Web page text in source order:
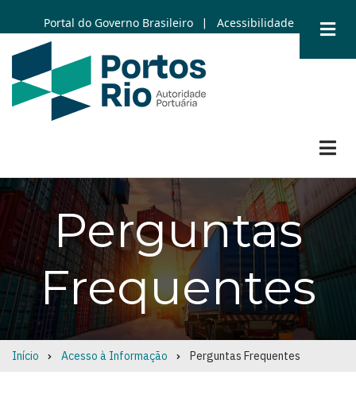
to
main
content
Portal do Governo Brasileiro | Acessibilidade
Perguntas
Frequentes
Breadcrumb
Início Acesso à Informação Perguntas Frequentes